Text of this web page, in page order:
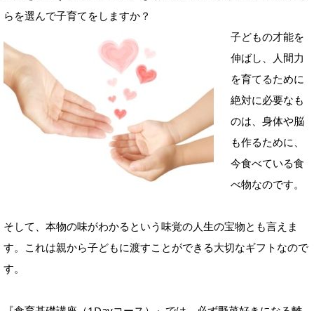
らを選んで子育てをしますか？
子どもの才能を
伸ばし、人間力
を育てるために
絶対に必要なも
のは、身体や脳
も作るために、
今食べている食
べ物なのです。
そして、本物の味がわかるという味覚の人生の宝物とも言えま
す。これは親から子どもに渡すことができる大切なギフトなので
す。